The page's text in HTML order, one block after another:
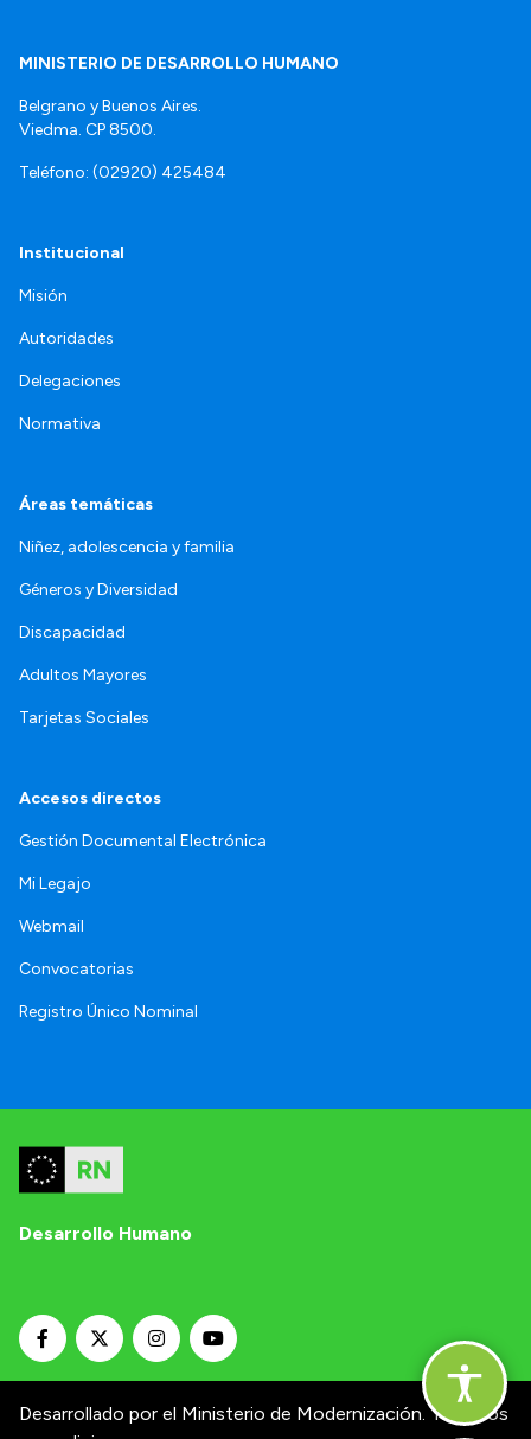
MINISTERIO DE DESARROLLO HUMANO
Belgrano y Buenos Aires.
Viedma. CP 8500.
Teléfono: (02920) 425484
Institucional
Misión
Autoridades
Delegaciones
Normativa
Áreas temáticas
Niñez, adolescencia y familia
Géneros y Diversidad
Discapacidad
Adultos Mayores
Tarjetas Sociales
Accesos directos
Gestión Documental Electrónica
Mi Legajo
Webmail
Convocatorias
Registro Único Nominal
Desarrollo Humano
Desarrollado por el Ministerio de Modernización. Términos